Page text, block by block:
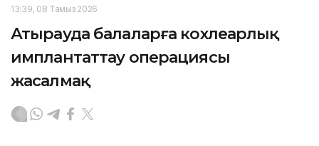
13:39, 08 Тамыз 2026
Атырауда балаларға кохлеарлық
имплантаттау операциясы
жасалмақ